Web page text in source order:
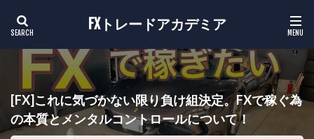
FXトレードアカデミア
[FX]これに気づかない限り負け組決定。FXで稼ぐ為
の本質とメンタルコントロールについて！